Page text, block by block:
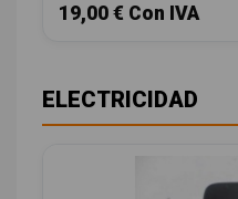
19,00 € Con IVA
ELECTRICIDAD